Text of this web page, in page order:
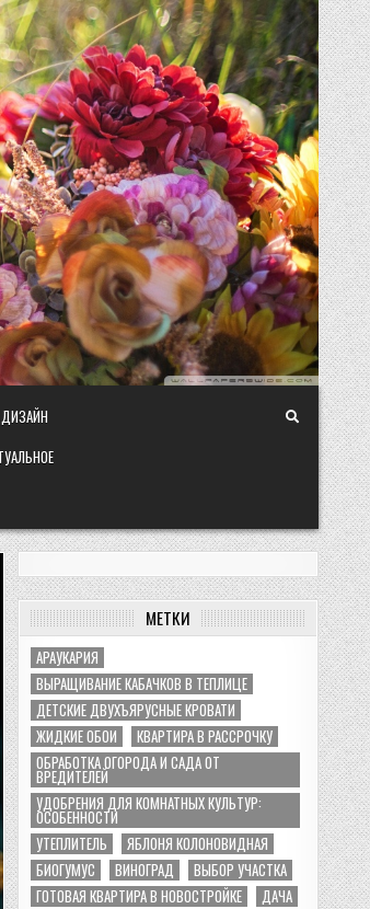
МЕТКИ
АРАУКАРИЯ
ВЫРАЩИВАНИЕ КАБАЧКОВ В ТЕПЛИЦЕ
ДЕТСКИЕ ДВУХЪЯРУСНЫЕ КРОВАТИ
ЖИДКИЕ ОБОИ
КВАРТИРА В РАССРОЧКУ
ОБРАБОТКА ОГОРОДА И САДА ОТ
ВРЕДИТЕЛЕЙ
УДОБРЕНИЯ ДЛЯ КОМНАТНЫХ КУЛЬТУР:
ОСОБЕННОСТИ
УТЕПЛИТЕЛЬ
ЯБЛОНЯ КОЛОНОВИДНАЯ
БИОГУМУС
ВИНОГРАД
ВЫБОР УЧАСТКА
ГОТОВАЯ КВАРТИРА В НОВОСТРОЙКЕ
ДАЧА